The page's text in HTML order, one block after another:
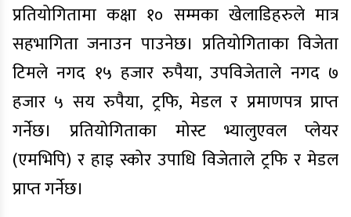
प्रतियोगितामा कक्षा १० सम्मका खेलाडिहरुले मात्र
सहभागिता जनाउन पाउनेछ। प्रतियोगिताका विजेता
टिमले नगद १५ हजार रुपैया, उपविजेताले नगद ७
हजार ५ सय रुपैया, ट्रफि, मेडल र प्रमाणपत्र प्राप्त
गर्नेछ। प्रतियोगिताका मोस्ट भ्यालुएवल प्लेयर
(एमभिपि) र हाइ स्कोर उपाधि विजेताले ट्रफि र मेडल
प्राप्त गर्नेछ।